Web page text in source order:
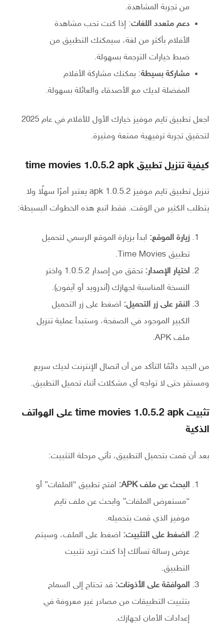
من تجربة المشاهدة.
دعم متعدد اللغات: إذا كنت تحب مشاهدة
الأفلام بأكثر من لغة، سيمكنك التطبيق من
ضبط خيارات الترجمة بسهولة.
مشاركة بسيطة: يمكنك مشاركة الأفلام
المفضلة لديك مع الأصدقاء والعائلة بسهولة.
اجعل تطبيق تايم موفيز خيارك الأول للأفلام في عام 2025
لتحقيق تجربة ترفيهية ممتعة ومثيرة.
كيفية تنزيل تطبيق time movies 1.0.5.2 apk
تنزيل تطبيق تايم موفيز 1.0.5.2 apk يعتبر أمرًا سهلًا ولا
يتطلب الكثير من الوقت. فقط اتبع هذه الخطوات البسيطة:
زيارة الموقع: ابدأ بزيارة الموقع الرسمي لتحميل
تطبيق Time Movies.
اختيار الإصدار:
تحقق من إصدار 1.0.5.2 واختر
النسخة المناسبة لجهازك (أندرويد أو آيفون).
النقر على زر التحميل: اضغط على زر التحميل
الكبير الموجود في الصفحة، وستبدأ عملية تنزيل
ملف APK.
من الجيد دائمًا التأكد من أن اتصال الإنترنت لديك سريع
ومستقر حتى لا تواجه أي مشكلات أثناء تحميل التطبيق.
تثبيت time movies 1.0.5.2 apk على الهواتف
الذكية
بعد أن قمت بتحميل التطبيق، تأتي مرحلة التثبيت:
البحث عن ملف APK:
افتح تطبيق “الملفات” أو
“مستعرض الملفات” وابحث عن ملف تايم
موفيز الذي قمت بتحميله.
الضغط على التثبيت: اضغط على الملف، وسيتم
عرض رسالة تسألك إذا كنت تريد تثبيت
التطبيق.
الموافقة على الأذونات: قد تحتاج إلى السماح
بتثبيت التطبيقات من مصادر غير معروفة في
إعدادات الأمان لجهازك.